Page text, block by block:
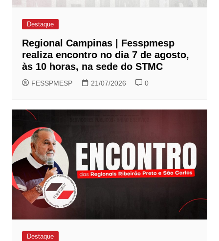
Destaque
Regional Campinas | Fesspmesp
realiza encontro no dia 7 de agosto,
às 10 horas, na sede do STMC
FESSPMESP 21/07/2026 0
Destaque